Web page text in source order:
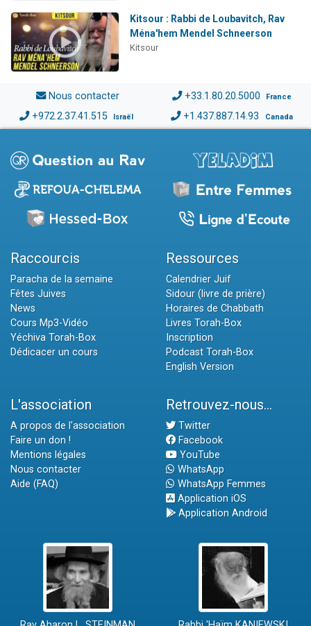
Kitsour : Rabbi de Loubavitch, Rav
Ména'hem Mendel Schneerson
Kitsour
Nous contacter +33.1.80.20.5000 France
+972.2.37.41.515 Israël +1.437.887.14.93 Canada
Raccourcis
Paracha de la semaine
Fêtes Juives
News
Cours Mp3-Vidéo
Yéchiva Torah-Box
Dédicacer un cours
Ressources
Calendrier Juif
Sidour (livre de prière)
Horaires de Chabbath
Livres Torah-Box
Inscription
Podcast Torah-Box
English Version
L'association
A propos de l'association
Faire un don !
Mentions légales
Nous contacter
Aide (FAQ)
Retrouvez-nous...
Twitter
Facebook
YouTube
WhatsApp
WhatsApp Femmes
Application iOS
Application Android